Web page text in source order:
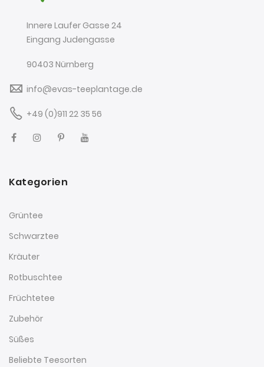
Innere Laufer Gasse 24
Eingang Judengasse
90403 Nürnberg
info@evas-teeplantage.de
+49 (0)911 22 35 56
Kategorien
Grüntee
Schwarztee
Kräuter
Rotbuschtee
Früchtetee
Zubehör
Süßes
Beliebte Teesorten